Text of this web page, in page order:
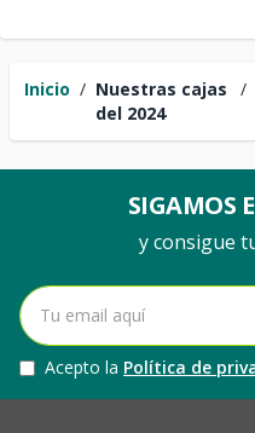
Inicio / Nuestras cajas
del 2024
/
SIGAMOS
y consigue
Acepto la Política de